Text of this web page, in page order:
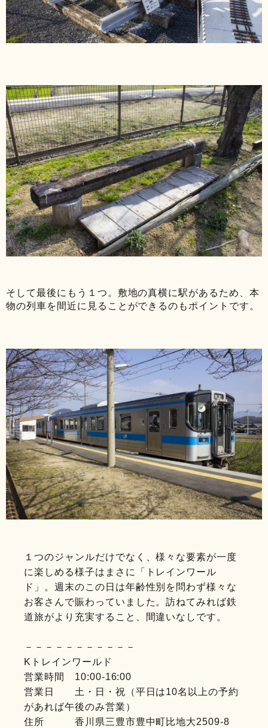
そして最後にもう１つ。敷地の真横に駅があるため、本
物の列車を間近に見ることができるのもポイントです。
１つのジャンルだけでなく、様々な要素が一度
に楽しめる様子はまさに「トレインワール
ド」。週末のこの日は年齢性別を問わず様々な
お客さんで賑わっていました。訪ねてみれば鉄
道旅がより充実すること、間違いなしです。
－－－－－－－－－－－
Kトレインワールド
営業時間 10:00-16:00
営業日 土・日・祝（平日は10名以上の予約
があれば午後のみ営業）
住所 香川県三豊市豊中町比地大2509-8